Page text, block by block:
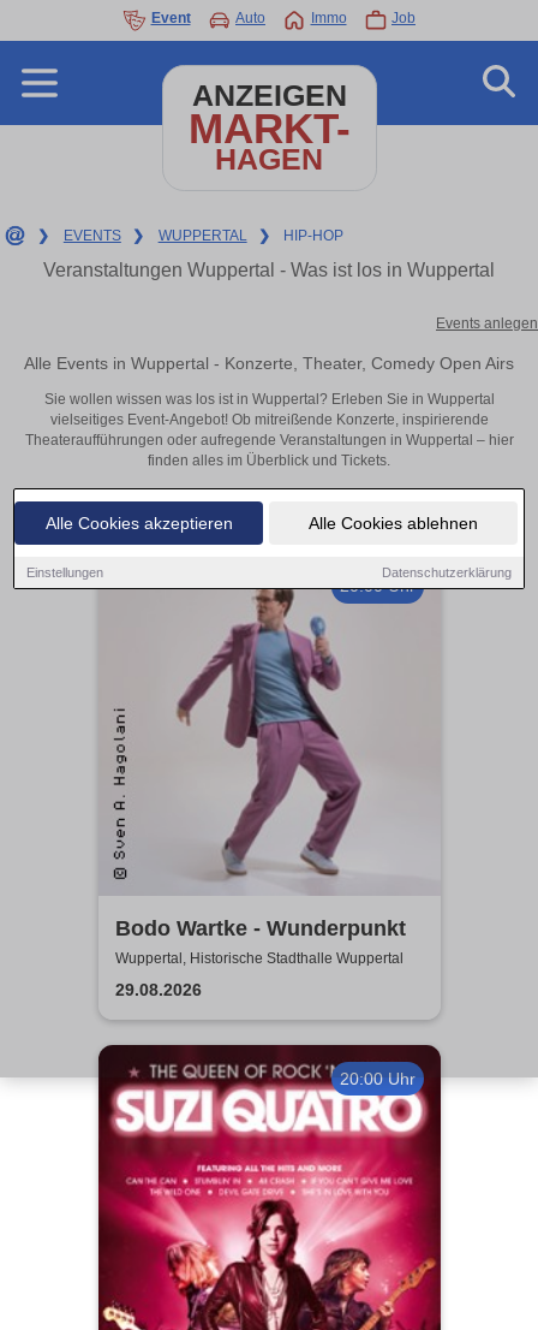
Alle Cookies akzeptieren Alle Cookies ablehnen
Einstellungen Datenschutzerklärung
Event Auto Immo Job
ANZEIGEN
MARKT-
HAGEN
❯ EVENTS ❯ WUPPERTAL ❯ HIP-HOP
Veranstaltungen Wuppertal - Was ist los in Wuppertal
Events anlegen
Alle Events in Wuppertal - Konzerte, Theater, Comedy Open Airs
Sie wollen wissen was los ist in Wuppertal? Erleben Sie in Wuppertal
vielseitiges Event-Angebot! Ob mitreißende Konzerte, inspirierende
Theateraufführungen oder aufregende Veranstaltungen in Wuppertal – hier
finden alles im Überblick und Tickets.
20:00 Uhr
Bodo Wartke - Wunderpunkt
Wuppertal, Historische Stadthalle Wuppertal
29.08.2026
20:00 Uhr